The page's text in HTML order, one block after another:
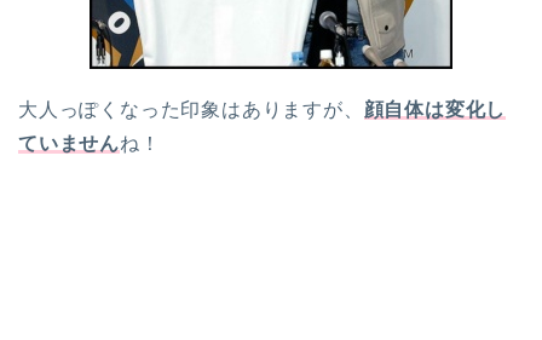
大人っぽくなった印象はありますが、 顔自体は変化し
ていませんね！